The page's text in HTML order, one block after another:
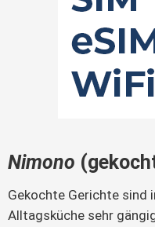
Nimono
Gekochte Gerichte sind
Alltagsküche sehr